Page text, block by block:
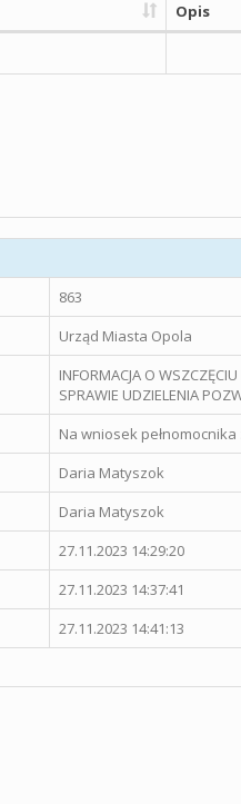
Opis
863
Urząd Miasta Opola
INFORMACJA O
SPRAWIE UDZIELENIA
Na wniosek
Daria Matyszok
Daria Matyszok
27.11.2023 14:29:20
27.11.2023 14:37:41
27.11.2023 14:41:13